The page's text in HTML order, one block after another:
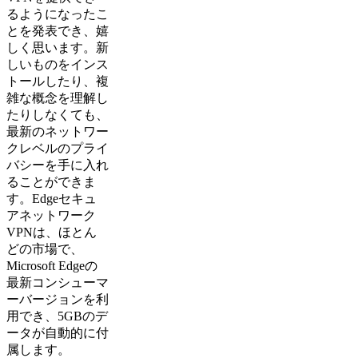
るようになったこ
とを発表でき、嬉
しく思います。新
しいものをインス
トールしたり、複
雑な概念を理解し
たりしなくても、
最新のネットワー
クレベルのプライ
バシーを手に入れ
ることができま
す。Edgeセキュ
アネットワーク
VPNは、ほとん
どの市場で、
Microsoft Edgeの
最新コンシューマ
ーバージョンを利
用でき、5GBのデ
ータが自動的に付
属します。